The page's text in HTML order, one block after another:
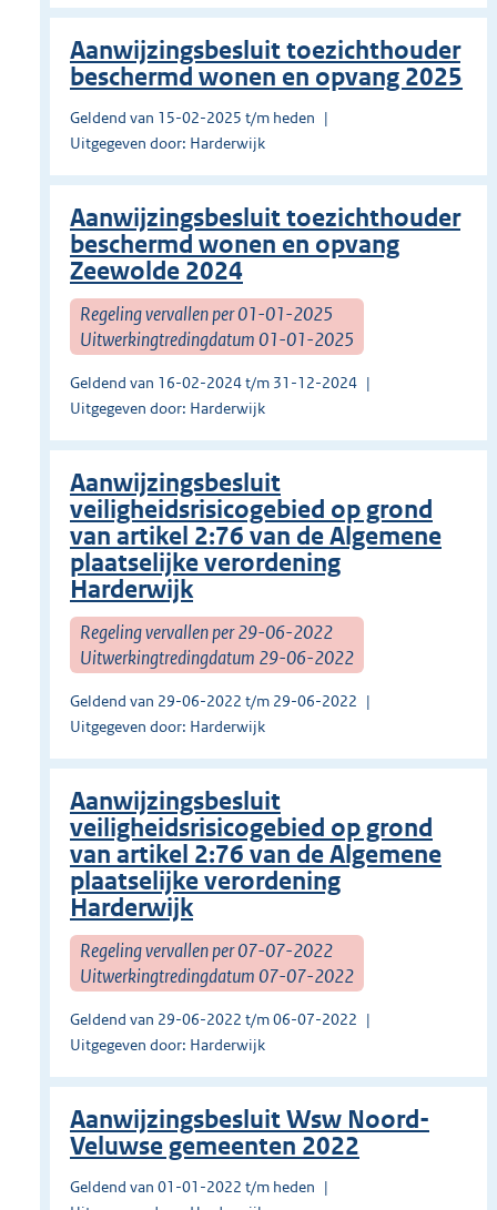
Aanwijzingsbesluit toezichthouder
beschermd wonen en opvang 2025
Geldend van 15-02-2025 t/m heden
Uitgegeven door: Harderwijk
Aanwijzingsbesluit toezichthouder
beschermd wonen en opvang
Zeewolde 2024
Regeling vervallen per 01-01-2025
Uitwerkingtredingdatum 01-01-2025
Geldend van 16-02-2024 t/m 31-12-2024
Uitgegeven door: Harderwijk
Aanwijzingsbesluit
veiligheidsrisicogebied op grond
van artikel 2:76 van de Algemene
plaatselijke verordening
Harderwijk
Regeling vervallen per 29-06-2022
Uitwerkingtredingdatum 29-06-2022
Geldend van 29-06-2022 t/m 29-06-2022
Uitgegeven door: Harderwijk
Aanwijzingsbesluit
veiligheidsrisicogebied op grond
van artikel 2:76 van de Algemene
plaatselijke verordening
Harderwijk
Regeling vervallen per 07-07-2022
Uitwerkingtredingdatum 07-07-2022
Geldend van 29-06-2022 t/m 06-07-2022
Uitgegeven door: Harderwijk
Aanwijzingsbesluit Wsw Noord-
Veluwse gemeenten 2022
Geldend van 01-01-2022 t/m heden